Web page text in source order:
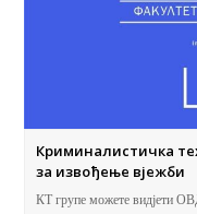
Криминалистичка
за извођење вјежби
КТ групе можете видјети